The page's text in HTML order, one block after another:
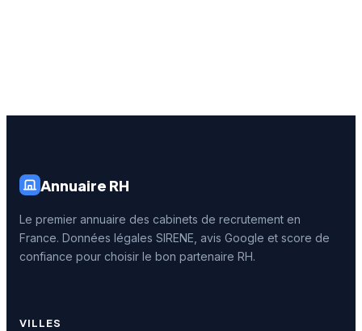
Annuaire RH
Le premier annuaire des cabinets de recrutement en
France. Données légales SIRENE, avis Google et score de
confiance pour choisir le bon partenaire RH.
VILLES